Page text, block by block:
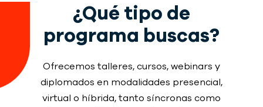
¿Qué tipo de
programa buscas?
Ofrecemos talleres, cursos, webinars y
diplomados en modalidades presencial,
virtual o híbrida, tanto síncronas como